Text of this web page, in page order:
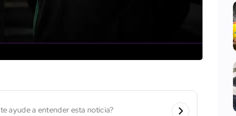
te ayude a entender esta noticia?